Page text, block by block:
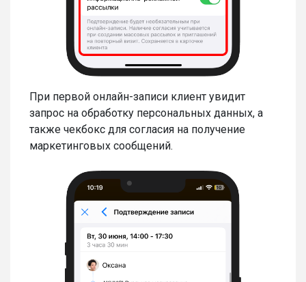
При первой онлайн-записи клиент увидит
запрос на обработку персональных данных, а
также чекбокс для согласия на получение
маркетинговых сообщений.